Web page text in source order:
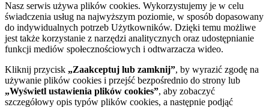
Nasz serwis używa plików cookies. Wykorzystujemy je w celu
świadczenia usług na najwyższym poziomie, w sposób dopasowany
do indywidualnych potrzeb Użytkowników. Dzięki temu możliwe
jest także korzystanie z narzędzi analitycznych oraz udostępnianie
funkcji mediów społecznościowych i odtwarzacza wideo.
Kliknij przycisk „Zaakceptuj lub zamknij”, by wyrazić zgodę na
używanie plików cookies i przejść bezpośrednio do strony lub
„Wyświetl ustawienia plików cookies”, aby zobaczyć
szczegółowy opis typów plików cookies, a następnie podjąć